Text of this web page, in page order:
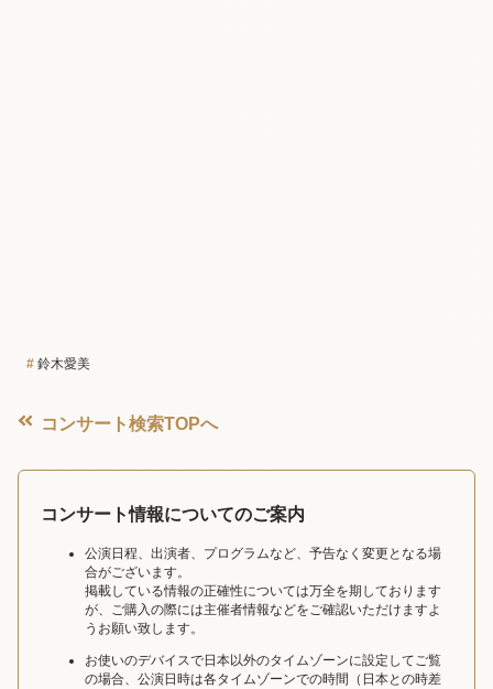
鈴木愛美
コンサート検索TOPへ
コンサート情報についてのご案内
公演日程、出演者、プログラムなど、予告なく変更となる場
合がございます。
掲載している情報の正確性については万全を期しております
が、ご購入の際には主催者情報などをご確認いただけますよ
うお願い致します。
お使いのデバイスで日本以外のタイムゾーンに設定してご覧
の場合、公演日時は各タイムゾーンでの時間（日本との時差